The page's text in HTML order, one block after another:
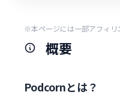
※本ページには一部アフィリ
概要
Podcornとは？